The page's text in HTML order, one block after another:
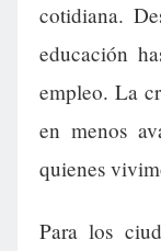
cotidiana.
educación
empleo. La
en menos
quienes
Para los